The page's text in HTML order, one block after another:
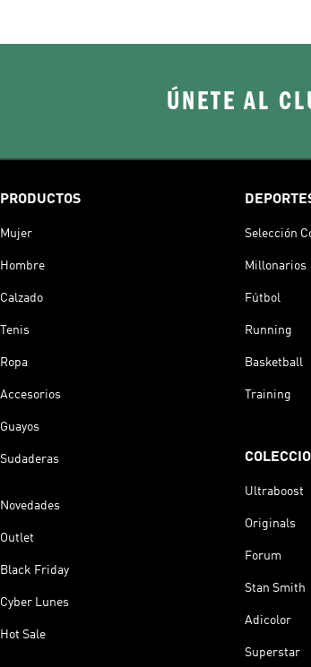
ÚNETE AL
PRODUCTOS
Mujer
Hombre
Calzado
Tenis
Ropa
Accesorios
Guayos
Sudaderas
Novedades
Outlet
Black Friday
Cyber Lunes
Hot Sale
Selección
Millonarios
Fútbol
Running
Basketball
Training
Ultraboost
Originals
Forum
Stan Smith
Adicolor
Superstar